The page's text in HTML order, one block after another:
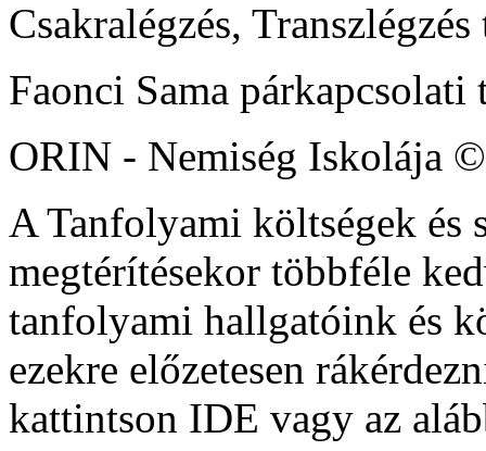
Csakralégzés,
Faonci Sama
ORIN - Nemiség Iskolája
A Tanfolyami költségek és
megtérítésekor többféle
tanfolyami hallgatóink és
ezekre előzetesen
kattintson IDE vagy az